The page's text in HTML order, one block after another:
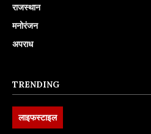
राजस्थान
मनोरंजन
अपराध
TRENDING
लाइफस्टाइल